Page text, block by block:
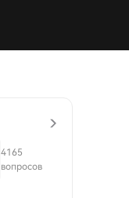
4165
вопросов